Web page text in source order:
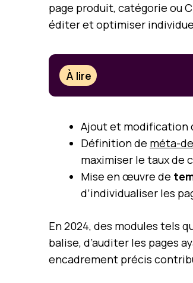
page produit, catégorie ou
éditer et optimiser
À lire
Ajout et modification
Définition de méta-
maximiser le taux de
Mise en œuvre de
d’individualiser les
En 2024, des modules tels
balise, d’auditer les pages
encadrement précis